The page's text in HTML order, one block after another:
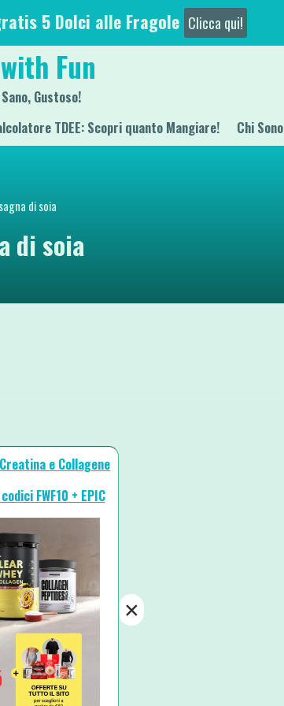
5 Dolci alle Fragole Clicca qui!
Fun
Gustoso!
TDEE: Scopri quanto Mangiare! Chi Sono
di soia
di soia
e Collagene
FWF10 + EPIC
×